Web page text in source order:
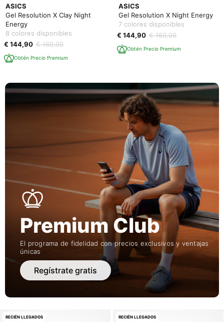
ASICS
Gel Resolution X Clay Night
Energy
8 colores disponibles
€ 144,90 € 160,00
Obtén Precio Premium
ASICS
Gel Resolution X Night Energy
7 colores disponibles
€ 144,90 € 160,00
Obtén Precio Premium
Premium Club
El programa de fidelidad con precios exclusivos y ventajas
únicas
Regístrate gratis
RECIÉN LLEGADOS RECIÉN LLEGADOS